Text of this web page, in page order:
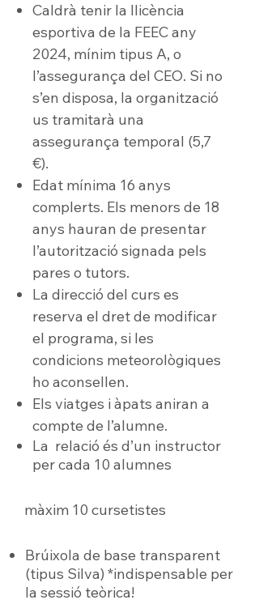
Caldrà tenir la llicència
esportiva de la FEEC any
2024, mínim tipus A, o
l’assegurança del CEO. Si no
s’en disposa, la organització
us tramitarà una
assegurança temporal (5,7
€).
Edat mínima 16 anys
complerts. Els menors de 18
anys hauran de presentar
l’autorització signada pels
pares o tutors.
La direcció del curs es
reserva el dret de modificar
el programa, si les
condicions meteorològiques
ho aconsellen.
Els viatges i àpats aniran a
compte de l’alumne.
La relació és d’un instructor
per cada 10 alumnes
màxim 10 cursetistes
Brúixola de base transparent
(tipus Silva) *indispensable per
la sessió teòrica!